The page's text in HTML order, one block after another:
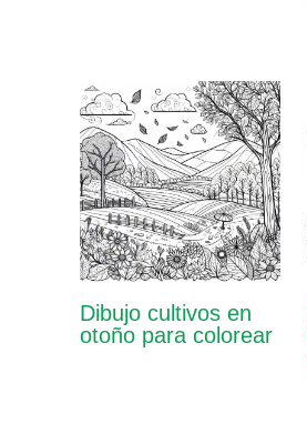
Dibujo cultivos en
otoño para colorear